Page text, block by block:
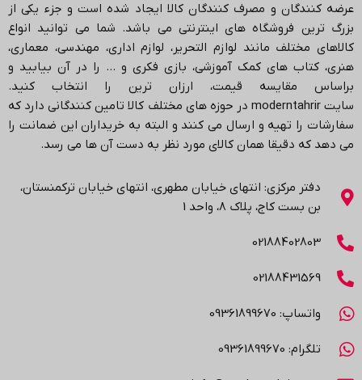
عرضه کنندگان و مصرف کنندگان کالا ایجاد شده است و جزء یکی از
بزرگ ترین فروشگاه های اینترنتی می باشد. شما می توانید انواع
کالاهای مختلف مانند لوازم التحریر، لوازم اداری، مهندسی، معماری،
هنری، کتاب های کمک آموزشی، بازی فکری و … را در آن بیابید و
براساس مقایسه قیمت، ارزان ترین را انتخاب کنید.
سایتmoderntahrir در حوزه های مختلف کالا تامین کنندگانی دارد که
سفارشات را تهیه و ارسال می کنند و البته به خریداران این ضمانت را
می دهد که دقیقا همان کالای مورد نظر به دست آن ها می رسد.
دفتر مرکزی: انتهاي خیابان مطهری، انتهاي خیابان ترکمنستان،
بن بست کاج، پلاک ۸، واحد 1
02188402803
02188431569
واتساپ: 09361899670
تلگرام: 09361899670